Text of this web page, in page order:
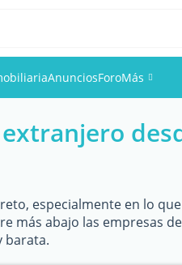
AnunciosForoMás
Eventos
Fotos
especialmente en lo
más abajo las empresas
barata.